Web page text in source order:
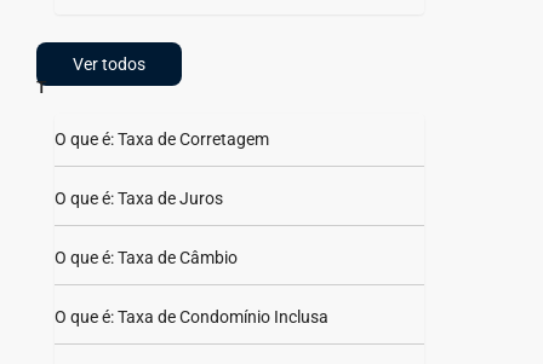
Ver todos
T
O que é: Taxa de Corretagem
O que é: Taxa de Juros
O que é: Taxa de Câmbio
O que é: Taxa de Condomínio Inclusa